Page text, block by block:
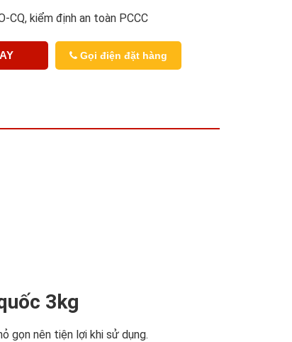
CQ, kiểm định an toàn PCCC
Gọi điện đặt hàng
3kg
gọn nên tiện lợi khi sử dụng.